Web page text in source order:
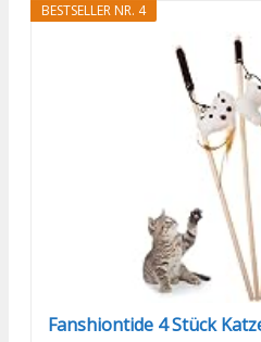
BESTSELLER NR. 4
Fanshiontide 4 Stück